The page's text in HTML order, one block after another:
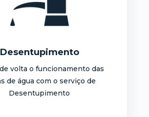
Desentupimento
volta o funcionamento das
de água com o serviço de
Desentupimento